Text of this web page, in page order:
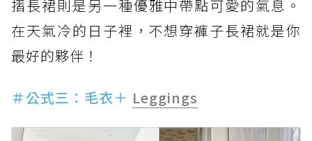
摺長裙則是另一種優雅中帶點可愛的氣息。
在天氣冷的日子裡，不想穿褲子長裙就是你
最好的夥伴！
＃公式三：毛衣＋ Leggings